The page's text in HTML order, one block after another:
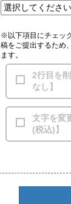
※以下項目にチェッ
稿をご提出するため
ます。
2行目を
なし】
文字を変
(税込)】